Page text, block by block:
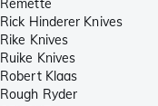
Remette
Rick Hinderer Knives
Rike Knives
Ruike Knives
Robert Klaas
Rough Ryder